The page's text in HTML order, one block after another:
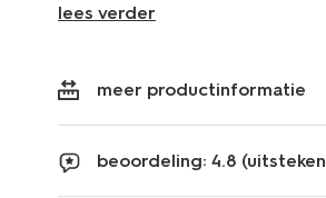
lees verder
meer productinformatie
beoordeling: 4.8